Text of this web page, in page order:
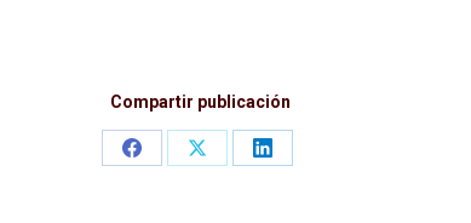
Compartir publicación
Share
Share
Share